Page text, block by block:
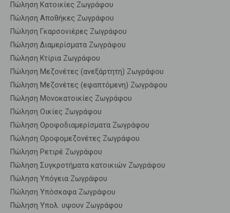
Πώληση Κατοικίες Ζωγράφου
Πώληση Αποθήκες Ζωγράφου
Πώληση Γκαρσονιέρες Ζωγράφου
Πώληση Διαμερίσματα Ζωγράφου
Πώληση Κτίρια Ζωγράφου
Πώληση Μεζονέτες (ανεξάρτητη) Ζωγράφου
Πώληση Μεζονέτες (εφαπτόμενη) Ζωγράφου
Πώληση Μονοκατοικίες Ζωγράφου
Πώληση Οικίες Ζωγράφου
Πώληση Οροφοδιαμερίσματα Ζωγράφου
Πώληση Οροφομεζονέτες Ζωγράφου
Πώληση Ρετιρέ Ζωγράφου
Πώληση Συγκροτήματα κατοικιών Ζωγράφου
Πώληση Υπόγεια Ζωγράφου
Πώληση Υπόσκαφα Ζωγράφου
Πώληση Υπολ. υψουν Ζωγράφου